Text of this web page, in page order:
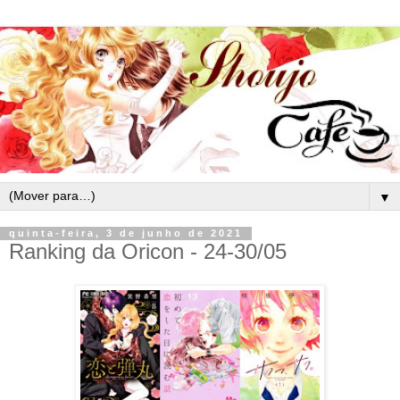
▼
quinta-feira, 3 de junho de 2021
Ranking da Oricon - 24-30/05